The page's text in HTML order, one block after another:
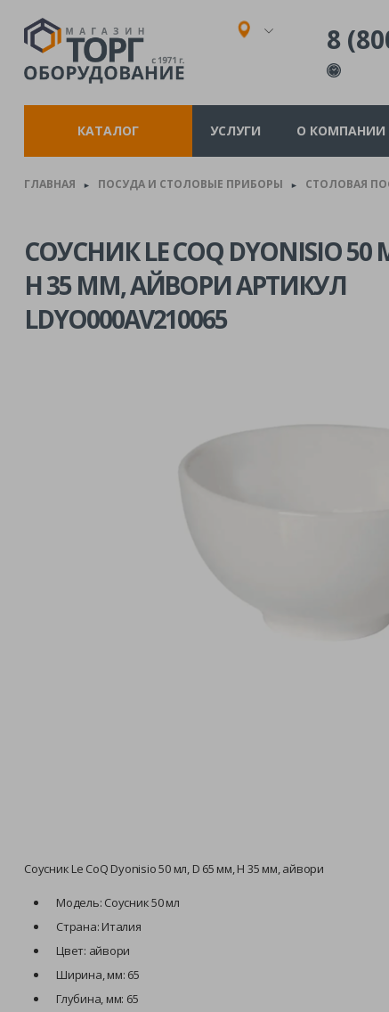
8
КАТАЛОГ УСЛУГИ О КОМПАНИИ
ГЛАВНАЯ ► ПОСУДА И СТОЛОВЫЕ ПРИБОРЫ ► СТОЛОВАЯ
СОУСНИК LE COQ DYONISIO
H 35 ММ, АЙВОРИ АРТИКУЛ
LDYO000AV210065
Соусник Le CoQ Dyonisio 50 мл, D 65 мм, H 35 мм, айвори
Модель: Соусник 50 мл
Страна: Италия
Цвет: айвори
Ширина, мм: 65
Глубина, мм: 65